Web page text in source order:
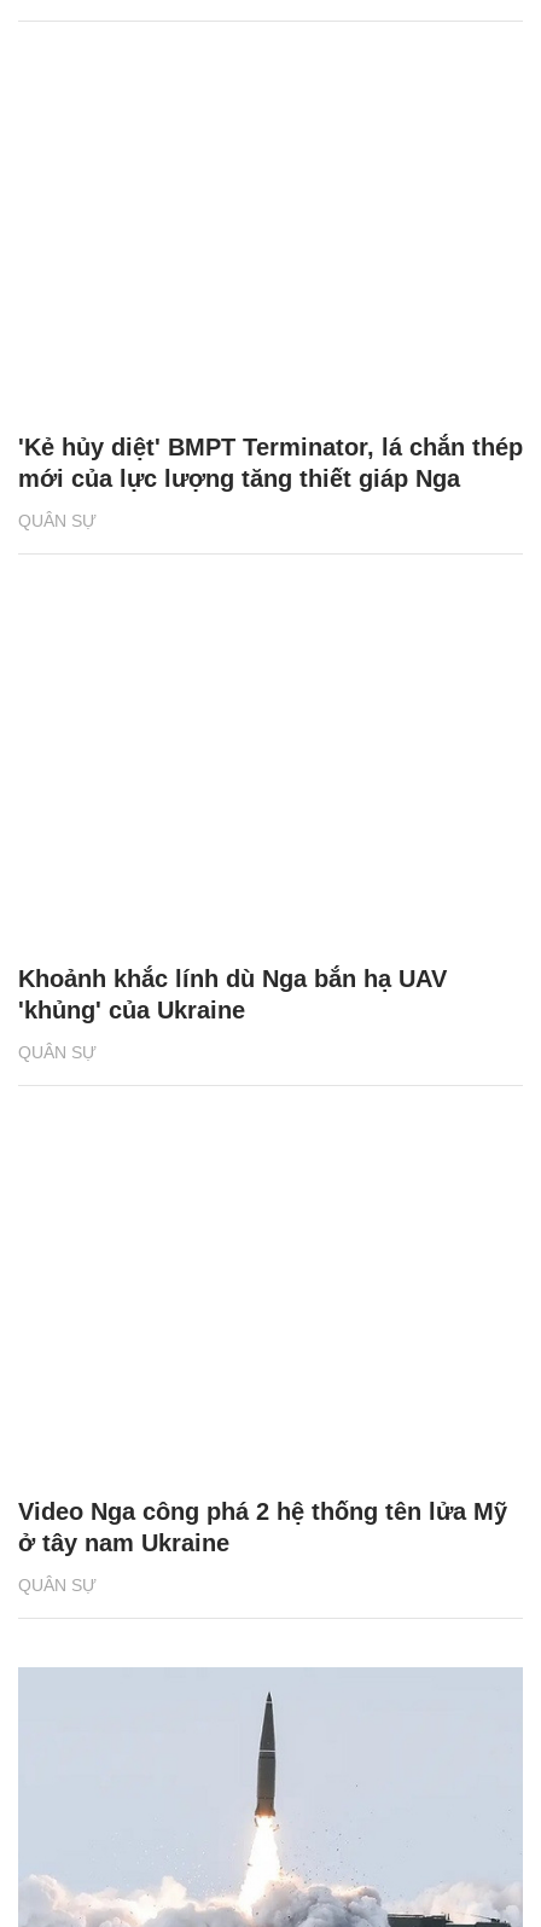
QUÂN SỰ
'Kẻ hủy diệt' BMPT Terminator, lá chắn thép
mới của lực lượng tăng thiết giáp Nga
QUÂN SỰ
Khoảnh khắc lính dù Nga bắn hạ UAV
'khủng' của Ukraine
QUÂN SỰ
Video Nga công phá 2 hệ thống tên lửa Mỹ
ở tây nam Ukraine